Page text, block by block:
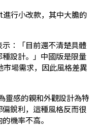
行小改款，其中大膽的
：「目前還不清楚具體
設計。」中國版是限量
場需求，因此風格差異
靈感的親和外觀設計為特
銳利，這種風格反而很
機率不高。